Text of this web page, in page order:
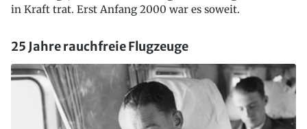
in Kraft trat. Erst Anfang 2000 war es soweit.
25 Jahre rauchfreie Flugzeuge